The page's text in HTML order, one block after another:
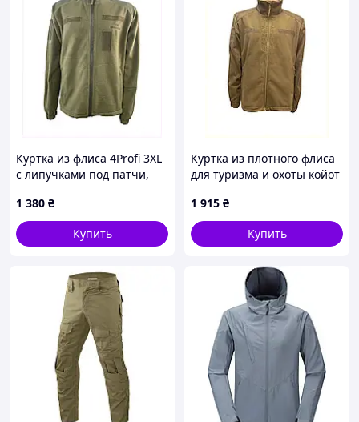
Куртка из флиса 4Profi 3XL
с липучками под патчи,
1 380 ₴
Купить
Куртка из плотного флиса
для туризма и охоты койот
1 915 ₴
Купить